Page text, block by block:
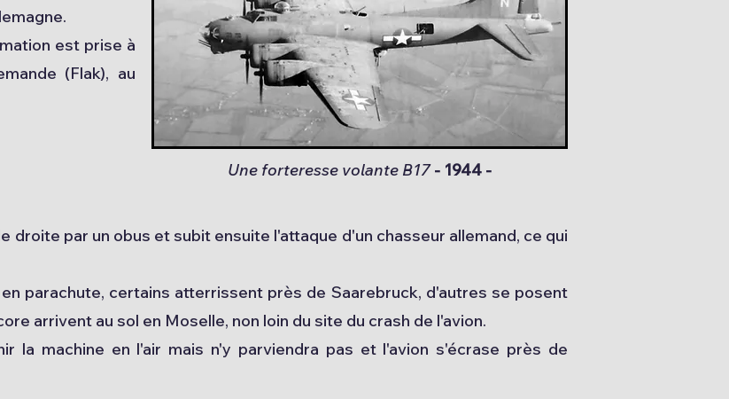
est prise à
(Flak), au
droite par un obus et subit ensuite l'attaque d'un chasseur allemand, ce qui
parachute, certains atterrissent près de Saarebruck, d'autres se posent
arrivent au sol en Moselle, non loin du site du crash de l'avion.
la machine en l'air mais n'y parviendra pas et l'avion s'écrase près de
Une forteresse volante B17 - 1944 -